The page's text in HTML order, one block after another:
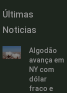
Últimas
Noticias
Algodão
avança em
NY com
dólar
fraco e